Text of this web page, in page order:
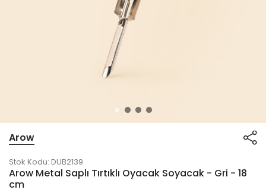
Arow
Stok Kodu: DUB2139
Arow Metal Saplı Tırtıklı Oyacak Soyacak - Gri - 18
cm